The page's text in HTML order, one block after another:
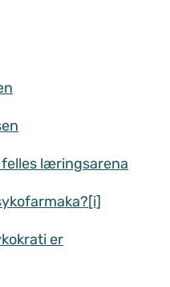
læringsarena
er